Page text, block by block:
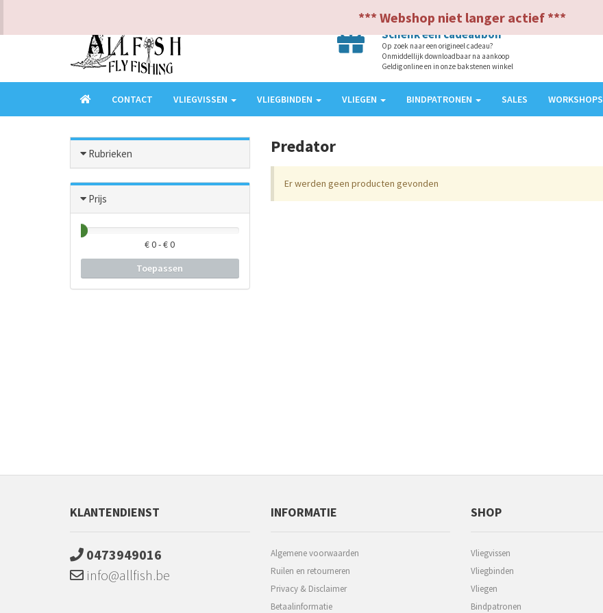
*** Webshop niet langer actief ***
Schenk een cadeaubon
Op zoek naar een origineel cadeau?
Onmiddellijk downloadbaar na aankoop
Geldig online en in onze bakstenen winkel
CONTACT VLIEGVISSEN VLIEGBINDEN VLIEGEN BINDPATRONEN SALES WORKSHOPS
Rubrieken
Prijs
€0- €0
Toepassen
Predator
Er werden geen producten gevonden
KLANTENDIENST
0473949016
info@allfish.be
INFORMATIE
Algemene voorwaarden
Ruilen en retourneren
Privacy & Disclaimer
Betaalinformatie
SHOP
Vliegvissen
Vliegbinden
Vliegen
Bindpatronen